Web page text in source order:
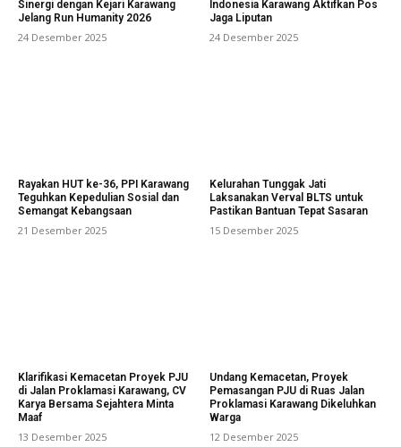
Sinergi dengan Kejari Karawang
Jelang Run Humanity 2026
24 Desember 2025
Indonesia Karawang Aktifkan Pos
Jaga Liputan
24 Desember 2025
Rayakan HUT ke-36, PPI Karawang
Teguhkan Kepedulian Sosial dan
Semangat Kebangsaan
21 Desember 2025
Kelurahan Tunggak Jati
Laksanakan Verval BLTS untuk
Pastikan Bantuan Tepat Sasaran
15 Desember 2025
Klarifikasi Kemacetan Proyek PJU
di Jalan Proklamasi Karawang, CV
Karya Bersama Sejahtera Minta
Maaf
13 Desember 2025
Undang Kemacetan, Proyek
Pemasangan PJU di Ruas Jalan
Proklamasi Karawang Dikeluhkan
Warga
12 Desember 2025